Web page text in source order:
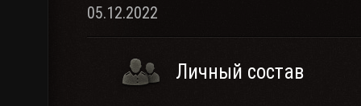
05.12.2022
Личный состав